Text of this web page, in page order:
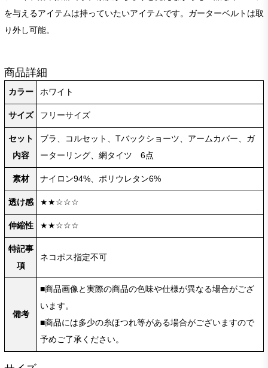
を与えるアイテムは持っていたいアイテムです。ガーターベルトは取
り外し可能。
商品詳細
カラー ホワイト
サイズ フリーサイズ
セット
内容
ブラ、コルセット、Tバックショーツ、アームカバー、ガ
ーターリング、網タイツ 6点
素材 ナイロン94%、ポリウレタン6%
透け感 ★★☆☆☆
伸縮性 ★★☆☆☆
特記事
項
ネコポス指定不可
備考
■商品画像と実際の商品の色味や仕様が異なる場合がござ
います。
■商品には多少の糸ほつれ等がある場合がございますので
予めご了承ください。